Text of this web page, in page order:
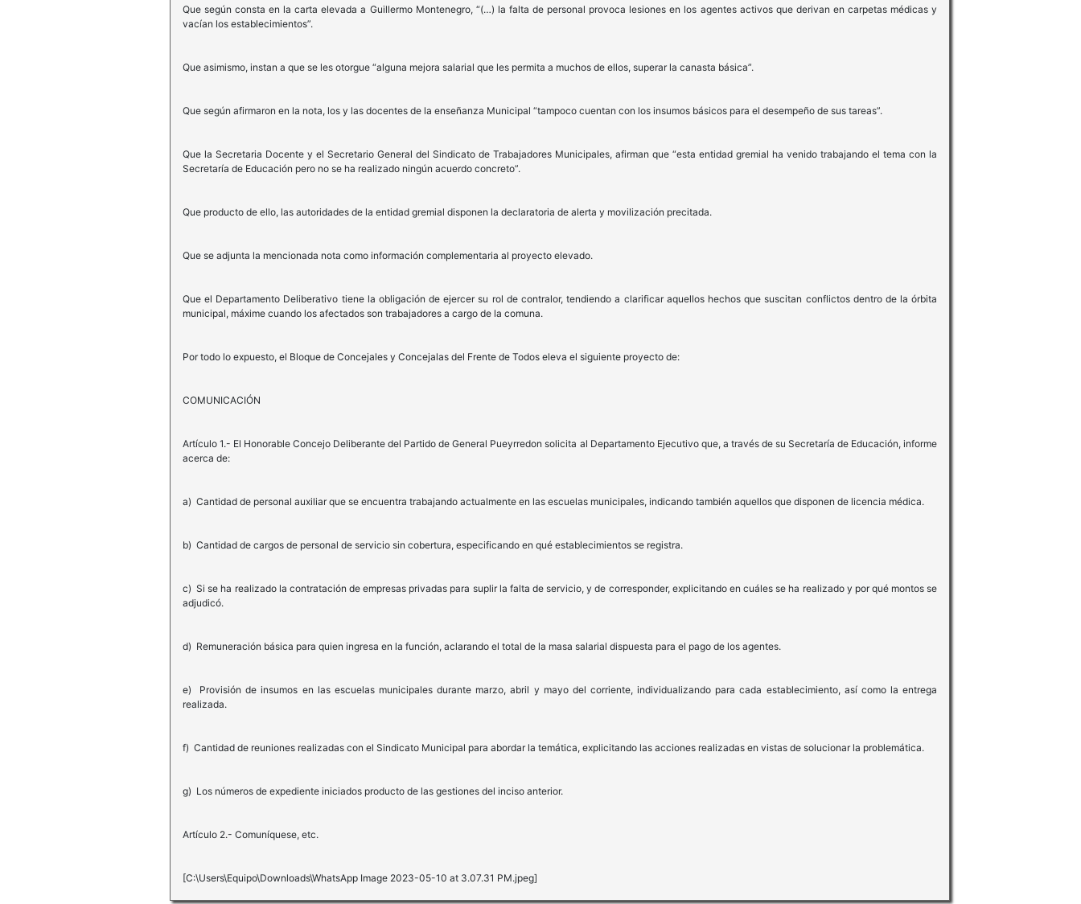
Que según consta en la carta elevada a Guillermo Montenegro, “(…) la falta de personal provoca lesiones en los agentes activos que derivan en carpetas médicas y
vacían los establecimientos”.
Que asimismo, instan a que se les otorgue “alguna mejora salarial que les permita a muchos de ellos, superar la canasta básica”.
Que según afirmaron en la nota, los y las docentes de la enseñanza Municipal “tampoco cuentan con los insumos básicos para el desempeño de sus tareas”.
Que la Secretaria Docente y el Secretario General del Sindicato de Trabajadores Municipales, afirman que “esta entidad gremial ha venido trabajando el tema con la
Secretaría de Educación pero no se ha realizado ningún acuerdo concreto”.
Que producto de ello, las autoridades de la entidad gremial disponen la declaratoria de alerta y movilización precitada.
Que se adjunta la mencionada nota como información complementaria al proyecto elevado.
Que el Departamento Deliberativo tiene la obligación de ejercer su rol de contralor, tendiendo a clarificar aquellos hechos que suscitan conflictos dentro de la órbita
municipal, máxime cuando los afectados son trabajadores a cargo de la comuna.
Por todo lo expuesto, el Bloque de Concejales y Concejalas del Frente de Todos eleva el siguiente proyecto de:
COMUNICACIÓN
Artículo 1.- El Honorable Concejo Deliberante del Partido de General Pueyrredon solicita al Departamento Ejecutivo que, a través de su Secretaría de Educación, informe
acerca de:
a) Cantidad de personal auxiliar que se encuentra trabajando actualmente en las escuelas municipales, indicando también aquellos que disponen de licencia médica.
b) Cantidad de cargos de personal de servicio sin cobertura, especificando en qué establecimientos se registra.
c) Si se ha realizado la contratación de empresas privadas para suplir la falta de servicio, y de corresponder, explicitando en cuáles se ha realizado y por qué montos se
adjudicó.
d) Remuneración básica para quien ingresa en la función, aclarando el total de la masa salarial dispuesta para el pago de los agentes.
e) Provisión de insumos en las escuelas municipales durante marzo, abril y mayo del corriente, individualizando para cada establecimiento, así como la entrega
realizada.
f) Cantidad de reuniones realizadas con el Sindicato Municipal para abordar la temática, explicitando las acciones realizadas en vistas de solucionar la problemática.
g) Los números de expediente iniciados producto de las gestiones del inciso anterior.
Artículo 2.- Comuníquese, etc.
[C:\Users\Equipo\Downloads\WhatsApp Image 2023-05-10 at 3.07.31 PM.jpeg]